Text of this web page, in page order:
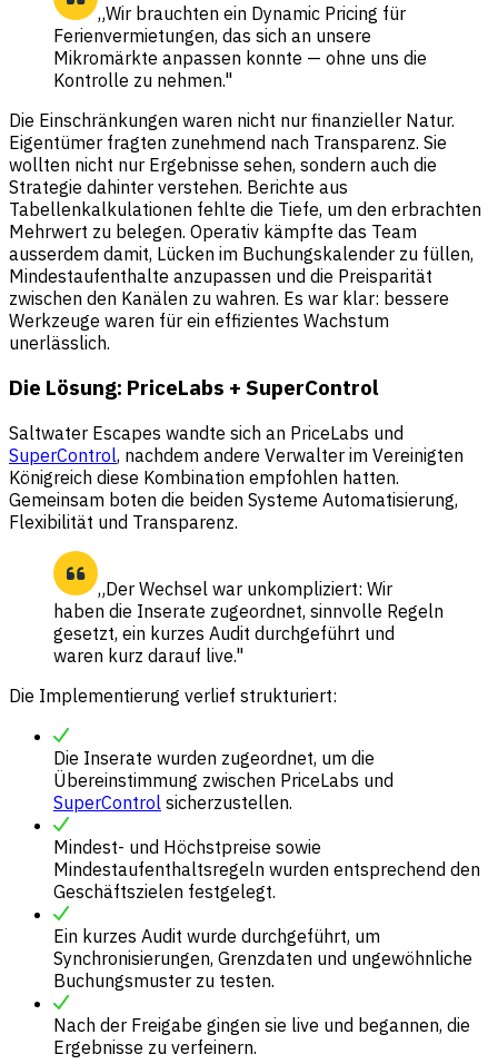
„Wir brauchten ein Dynamic Pricing für
Ferienvermietungen, das sich an unsere
Mikromärkte anpassen konnte — ohne uns die
Kontrolle zu nehmen."
Die Einschränkungen waren nicht nur finanzieller Natur.
Eigentümer fragten zunehmend nach Transparenz. Sie
wollten nicht nur Ergebnisse sehen, sondern auch die
Strategie dahinter verstehen. Berichte aus
Tabellenkalkulationen fehlte die Tiefe, um den erbrachten
Mehrwert zu belegen. Operativ kämpfte das Team
ausserdem damit, Lücken im Buchungskalender zu füllen,
Mindestaufenthalte anzupassen und die Preisparität
zwischen den Kanälen zu wahren. Es war klar: bessere
Werkzeuge waren für ein effizientes Wachstum
unerlässlich.
Die Lösung: PriceLabs + SuperControl
Saltwater Escapes wandte sich an PriceLabs und
SuperControl, nachdem andere Verwalter im Vereinigten
Königreich diese Kombination empfohlen hatten.
Gemeinsam boten die beiden Systeme Automatisierung,
Flexibilität und Transparenz.
„Der Wechsel war unkompliziert: Wir
haben die Inserate zugeordnet, sinnvolle Regeln
gesetzt, ein kurzes Audit durchgeführt und
waren kurz darauf live."
Die Implementierung verlief strukturiert:
Die Inserate wurden zugeordnet, um die
Übereinstimmung zwischen PriceLabs und
SuperControl sicherzustellen.
Mindest- und Höchstpreise sowie
Mindestaufenthaltsregeln wurden entsprechend den
Geschäftszielen festgelegt.
Ein kurzes Audit wurde durchgeführt, um
Synchronisierungen, Grenzdaten und ungewöhnliche
Buchungsmuster zu testen.
Nach der Freigabe gingen sie live und begannen, die
Ergebnisse zu verfeinern.